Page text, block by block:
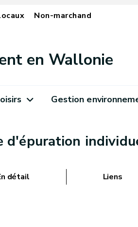
Non-marchand
en Wallonie
Gestion
d'épuration
détail Liens